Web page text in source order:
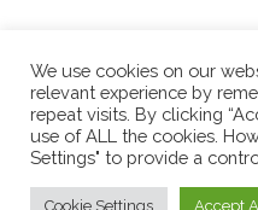
© Copyright 2026 LGBT
We use cookies on our
relevant experience by
repeat visits. By clicking
use of ALL the cookies.
Settings" to provide a
Cookie Settings Accept